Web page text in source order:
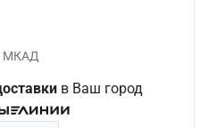
МКАД
в Ваш город